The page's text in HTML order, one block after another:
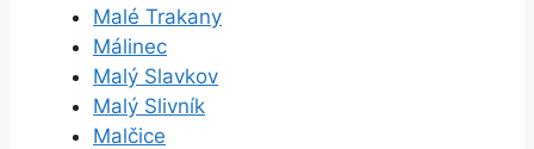
Malé Trakany
Málinec
Malý Slavkov
Malý Slivník
Malčice